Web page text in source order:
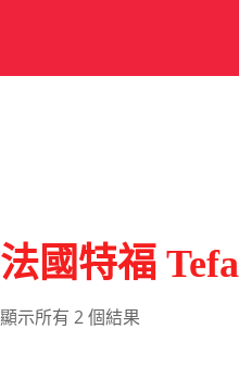
法國特福
顯示所有 2 個結果